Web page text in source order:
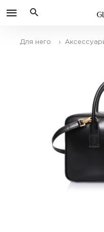
Для него ›